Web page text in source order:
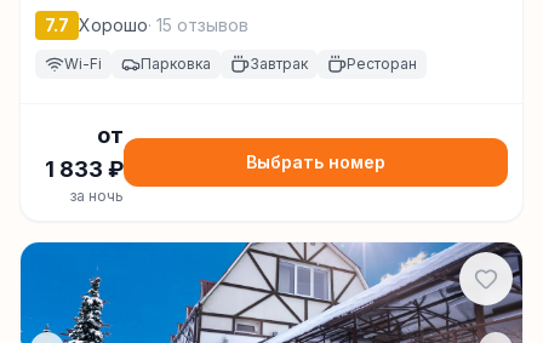
7.7 Хорошо· 15 отзывов
Wi-Fi Парковка Завтрак Ресторан
от
1 833 ₽
за ночь
Выбрать номер